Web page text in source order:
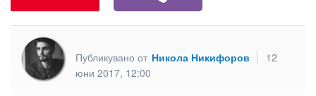
Публикувано от Никола Никифоров
12
юни 2017, 12:00